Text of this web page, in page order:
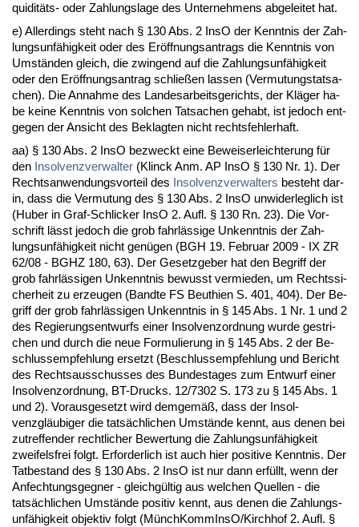
qui­ditäts- oder Zah­lungs­la­ge des Un­ter­neh­mens ab­ge­lei­tet hat.
e) Al­ler­dings steht nach § 130 Abs. 2 In­sO der Kennt­nis der Zah­
lungs­unfähig­keit oder des Eröff­nungs­an­trags die Kennt­nis von
Umständen gleich, die zwin­gend auf die Zah­lungs­unfähig­keit
oder den Eröff­nungs­an­trag schließen las­sen (Ver­mu­tungs­tat­sa­
chen). Die An­nah­me des Lan­des­ar­beits­ge­richts, der Kläger ha­
be kei­ne Kennt­nis von sol­chen Tat­sa­chen ge­habt, ist je­doch ent­
ge­gen der An­sicht des Be­klag­ten nicht rechts­feh­ler­haft.
aa) § 130 Abs. 2 In­sO be­zweckt ei­ne Be­wei­ser­leich­te­rung für
den In­sol­venz­ver­wal­ter (Klinck Anm. AP In­sO § 130 Nr. 1). Der
Rechts­an­wen­dungs­vor­teil des In­sol­venz­ver­wal­ters be­steht dar­
in, dass die Ver­mu­tung des § 130 Abs. 2 In­sO un­wi­der­leg­lich ist
(Hu­ber in Graf-Schli­cker In­sO 2. Aufl. § 130 Rn. 23). Die Vor­
schrift lässt je­doch die grob fahrlässi­ge Un­kennt­nis der Zah­
lungs­unfähig­keit nicht genügen (BGH 19. Fe­bru­ar 2009 - IX ZR
62/08 - BGHZ 180, 63). Der Ge­setz­ge­ber hat den Be­griff der
grob fahrlässi­gen Un­kennt­nis be­wusst ver­mie­den, um Rechts­si­
cher­heit zu er­zeu­gen (Band­te FS Beuthi­en S. 401, 404). Der Be­
griff der grob fahrlässi­gen Un­kennt­nis in § 145 Abs. 1 Nr. 1 und 2
des Re­gie­rungs­ent­wurfs ei­ner In­sol­venz­ord­nung wur­de ge­stri­
chen und durch die neue For­mu­lie­rung in § 145 Abs. 2 der Be­
schluss­emp­feh­lung er­setzt (Be­schluss­emp­feh­lung und Be­richt
des Rechts­aus­schus­ses des Bun­des­ta­ges zum Ent­wurf ei­ner
In­sol­venz­ord­nung, BT-Drucks. 12/7302 S. 173 zu § 145 Abs. 1
und 2). Vor­aus­ge­setzt wird dem­gemäß, dass der In­sol­
venzgläubi­ger die tatsächli­chen Umstände kennt, aus de­nen bei
zu­tref­fen­der recht­li­cher Be­wer­tung die Zah­lungs­unfähig­keit
zwei­fels­frei folgt. Er­for­der­lich ist auch hier po­si­ti­ve Kennt­nis. Der
Tat­be­stand des § 130 Abs. 2 In­sO ist nur dann erfüllt, wenn der
An­fech­tungs­geg­ner - gleichgültig aus wel­chen Quel­len - die
tatsächli­chen Umstände po­si­tiv kennt, aus de­nen die Zah­lungs­
unfähig­keit ob­jek­tiv folgt (Münch­Kom­mIn­sO/Kirch­hof 2. Aufl. §